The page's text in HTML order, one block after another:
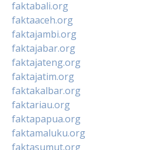
faktabali.org
faktaaceh.org
faktajambi.org
faktajabar.org
faktajateng.org
faktajatim.org
faktakalbar.org
faktariau.org
faktapapua.org
faktamaluku.org
faktasumut.org